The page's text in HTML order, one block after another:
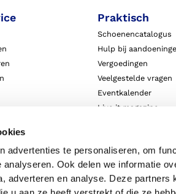
advertenties te personaliseren, om
Ook delen we informatie
adverteren en analyse. Deze partners
Praktisch
Schoenencatalogus
Hulp bij
Vergoedingen
Veelgestelde vragen
Eventkalender
Live it magazine
Algemene
Privacy